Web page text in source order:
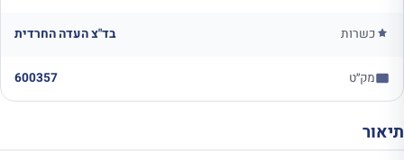
כשרות בד"צ העדה החרדית
מק״ט 600357
תיאור